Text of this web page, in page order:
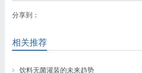
分享到：
相关推荐
饮料无菌灌装的未来趋势